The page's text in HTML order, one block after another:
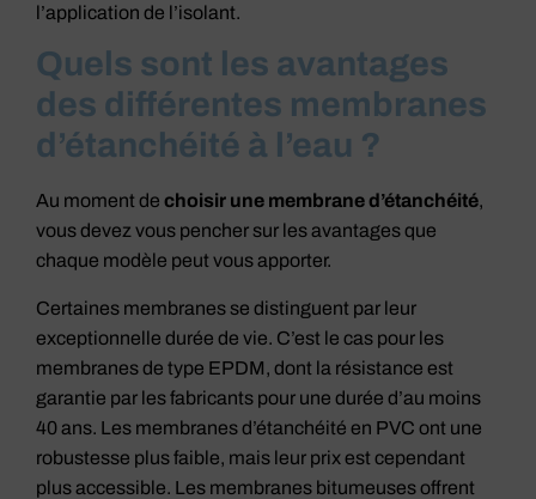
l’application de l’isolant.
Quels sont les avantages
des différentes membranes
d’étanchéité à l’eau ?
Au moment de choisir une membrane d’étanchéité,
vous devez vous pencher sur les avantages que
chaque modèle peut vous apporter.
Certaines membranes se distinguent par leur
exceptionnelle durée de vie. C’est le cas pour les
membranes de type EPDM, dont la résistance est
garantie par les fabricants pour une durée d’au moins
40 ans. Les membranes d’étanchéité en PVC ont une
robustesse plus faible, mais leur prix est cependant
plus accessible. Les membranes bitumeuses offrent